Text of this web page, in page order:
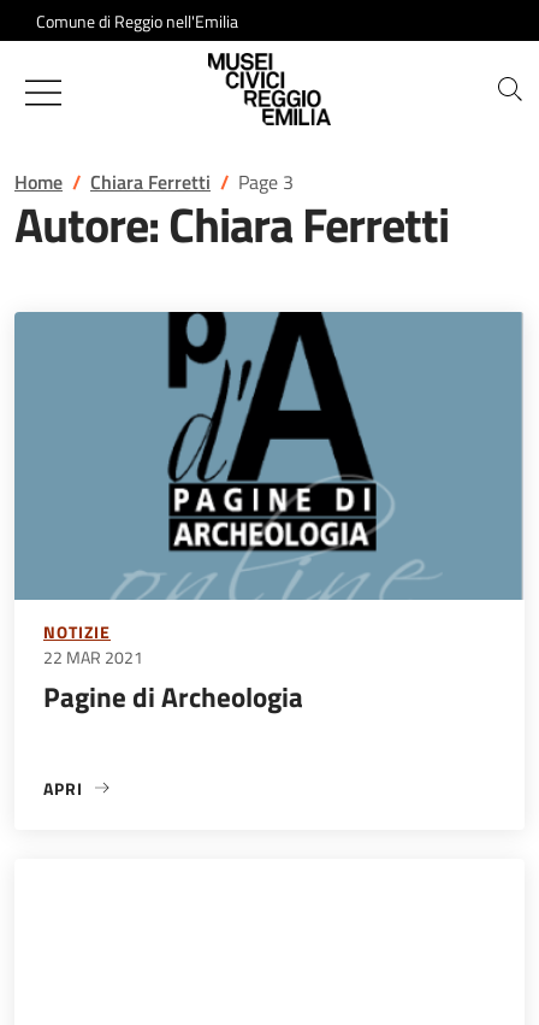
Salta al contenuto
Comune di Reggio nell'Emilia
Musei Civici di Reggio Emilia
Home Chiara Ferretti Page 3
Autore:Chiara Ferretti
NOTIZIE
22 MAR 2021
Pagine di Archeologia
APRI
«PAGINE DI ARCHEOLOGIA»